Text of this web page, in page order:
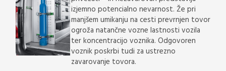
izjemno potencialno nevarnost. Že pri
manjšem umikanju na cesti prevrnjen tovor
ogroža natančne vozne lastnosti vozila
ter koncentracijo voznika. Odgovoren
voznik poskrbi tudi za ustrezno
zavarovanje tovora.